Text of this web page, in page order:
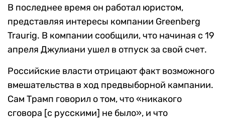
В последнее время он работал юристом,
представляя интересы компании Greenberg
Traurig. В компании сообщили, что начиная с 19
апреля Джулиани ушел в отпуск за свой счет.
Российские власти отрицают факт возможного
вмешательства в ход предвыборной кампании.
Сам Трамп говорил о том, что «никакого
сговора [с русскими] не было», и что